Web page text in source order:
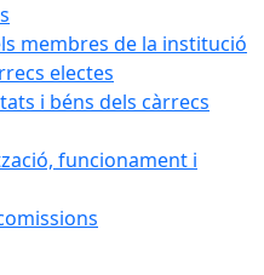
membres de la institució
electes
i béns dels càrrecs
funcionament i